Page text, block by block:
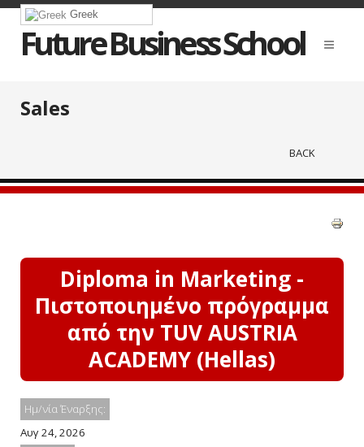
Greek
Future Business School
Sales
BACK
Diploma in Marketing -
Πιστοποιημένο πρόγραμμα
από την TUV AUSTRIA
ACADEMY (Hellas)
Ημ/νία Έναρξης:
Αυγ 24, 2026